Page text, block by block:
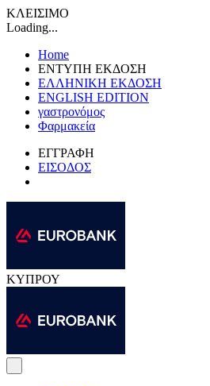
ΚΛΕΙΣΙΜΟ
Loading...
Home
ΕΝΤΥΠΗ ΕΚΔΟΣΗ
ΕΛΛΗΝΙΚΗ ΕΚΔΟΣΗ
ENGLISH EDITION
γαστρονόμος
Φαρμακεία
ΕΓΓΡΑΦΗ
ΕΙΣΟΔΟΣ
ΚΥΠΡΟΥ